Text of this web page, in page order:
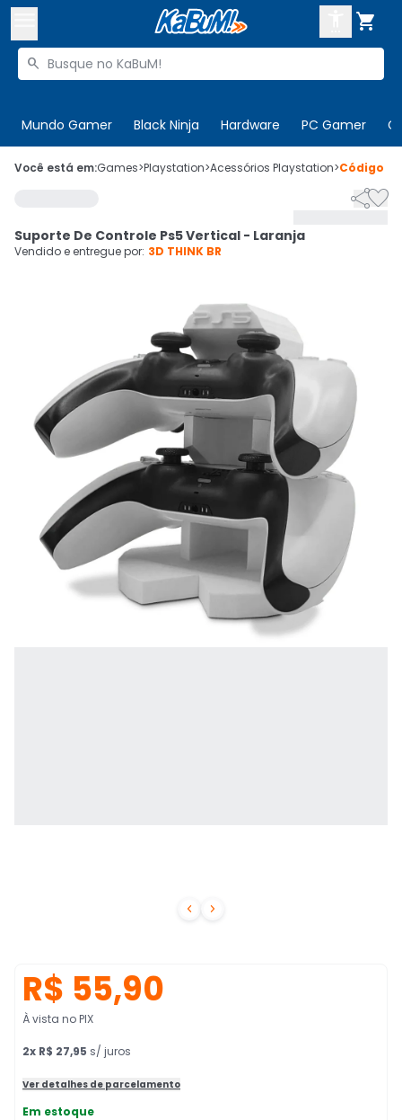

Buscar produtos

Mundo Gamer Black Ninja Hardware PC Gamer
 Olá. Acesse sua conta
Cupons
Ativar tradutor em libras
CADASTRE-SE
Você está em:Games>Playstation>Acessórios Playstation>Código
 

Suporte De Controle Ps5 Vertical - Laranja
Vendido e entregue por: 3D THINK BR
R$ 55,90
À vista no PIX
2x R$ 27,95 s/ juros
Ver detalhes de parcelamento
Em estoque